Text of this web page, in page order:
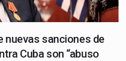
nuevas sanciones de
Cuba son “abuso